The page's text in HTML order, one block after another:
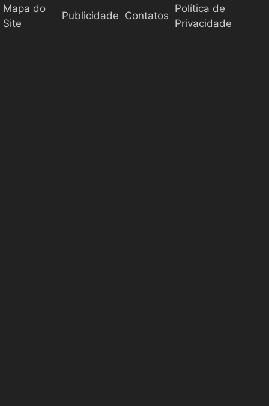
Mapa do
Site
Publicidade Contatos
Política de
Privacidade